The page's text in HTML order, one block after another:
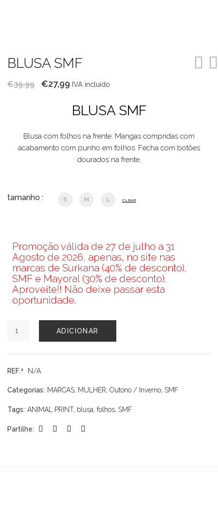
BLUSA SMF
€39,99
O
€39,99.
€27,99 O
atual
€27,99.
IVA incluído
BLUSA SMF
Blusa com folhos na frente. Mangas compridas com
acabamento com punho em folhos. Fecha com botões
dourados na frente.
tamanho : S M L CLEAR
Promoção válida de 27 de julho a 31
Agosto de 2026, apenas, no site nas
marcas de Surkana (40% de desconto),
SMF e Mayoral (30% de desconto).
Aproveite!! Não deixe passar esta
oportunidade.
de
SMF
ADICIONAR
REF.ª N/A
Categorias: MARCAS, MULHER, Outono / Inverno, SMF
Tags: ANIMAL PRINT, blusa, folhos, SMF
Partilhe: